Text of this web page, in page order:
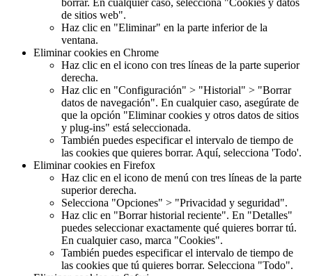
de sitios web".
Haz clic en "Eliminar" en la parte inferior de la
ventana.
Eliminar cookies en Chrome
Haz clic en el icono con tres líneas de la parte superior
derecha.
Haz clic en "Configuración" > "Historial" > "Borrar
datos de navegación". En cualquier caso, asegúrate de
que la opción "Eliminar cookies y otros datos de sitios
y plug-ins" está seleccionada.
También puedes especificar el intervalo de tiempo de
las cookies que quieres borrar. Aquí, selecciona 'Todo'.
Eliminar cookies en Firefox
Haz clic en el icono de menú con tres líneas de la parte
superior derecha.
Selecciona "Opciones" > "Privacidad y seguridad".
Haz clic en "Borrar historial reciente". En "Detalles"
puedes seleccionar exactamente qué quieres borrar tú.
En cualquier caso, marca "Cookies".
También puedes especificar el intervalo de tiempo de
las cookies que tú quieres borrar. Selecciona "Todo".